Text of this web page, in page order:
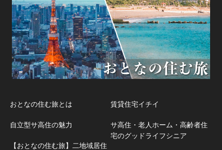
おとなの住む旅とは
自立型サ高住の魅力
【おとなの住む旅】二地域居住
賃貸住宅イチイ
サ高住・老人ホーム・高齢者住
宅のグッドライフシニア